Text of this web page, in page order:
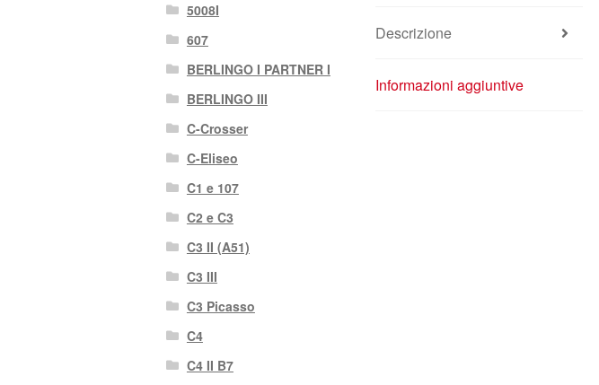
Descrizione
Informazioni aggiuntive
5008I
607
BERLINGO I PARTNER I
BERLINGO III
C-Crosser
C-Eliseo
C1 e 107
C2 e C3
C3 II (A51)
C3 III
C3 Picasso
C4
C4 II B7